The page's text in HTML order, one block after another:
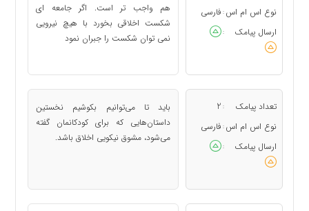
نوع اس ام اس : فارسی
ارسال پیامک
:
هم واجب تر است. اگر جامعه ای
شکست اخلاقی بخورد با هیچ نیرویی
نمی توان شکست را جبران نمود
تعداد پیامک :
2
نوع اس ام اس : فارسی
ارسال پیامک
:
باید تا می‌توانیم بکوشیم نخستین
داستان‌هایی که برای کودکانمان گفته
می‌شود، مشوق نیکویی اخلاق باشد.